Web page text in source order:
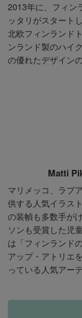
2013年に、フィン
ッタリがスタート
北欧フィンランド
ンランド製のハイ
の優れたデザイン
Matti
マリメッコ、ラプ
供する人気イラス
の装幀も多数手が
ソンも受賞した児
は「フィンランド
アップ・アトリエ
っている人気アー